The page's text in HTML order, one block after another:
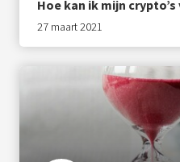
Hoe kan ik mijn
27 maart 2021